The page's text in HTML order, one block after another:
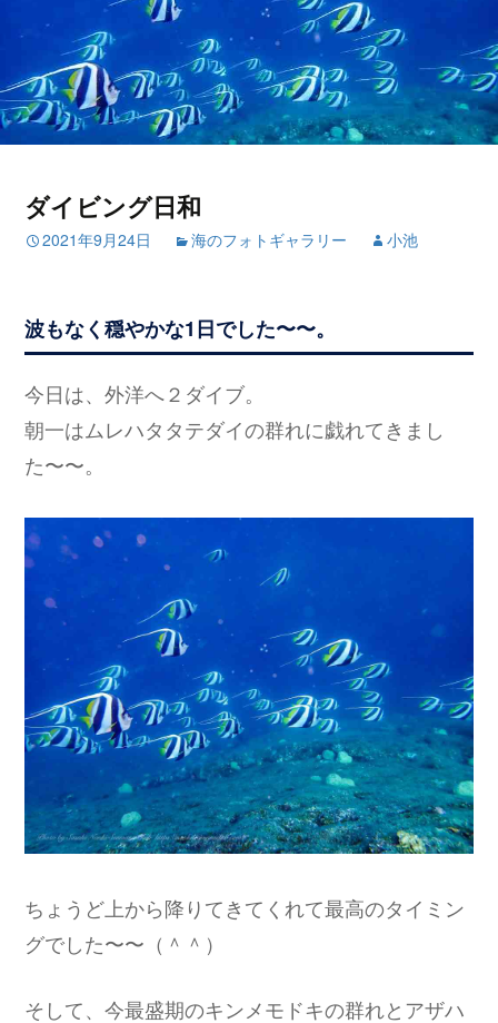
ダイビング日和
2021年9月24日 海のフォトギャラリー 小池
波もなく穏やかな1日でした〜〜。
今日は、外洋へ２ダイブ。
朝一はムレハタタテダイの群れに戯れてきまし
た〜〜。
ちょうど上から降りてきてくれて最高のタイミン
グでした〜〜（＾＾）
そして、今最盛期のキンメモドキの群れとアザハ